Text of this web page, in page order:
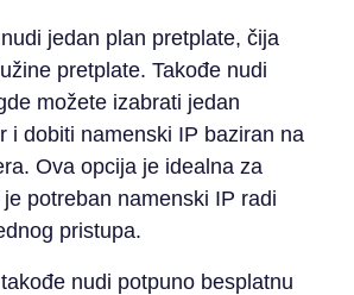
jedan plan pretplate, čija
pretplate. Takođe nudi
možete izabrati jedan
i dobiti namenski IP baziran na
Ova opcija je idealna za
potreban namenski IP radi
pristupa.
nudi potpuno besplatnu